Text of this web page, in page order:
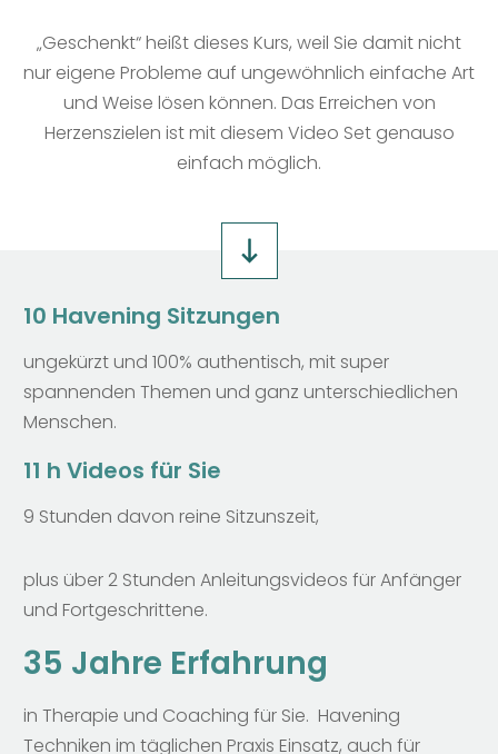
„Geschenkt“ heißt dieses Kurs, weil Sie damit nicht
nur eigene Probleme auf ungewöhnlich einfache Art
und Weise lösen können. Das Erreichen von
Herzenszielen ist mit diesem Video Set genauso
einfach möglich.
10 Havening Sitzungen
ungekürzt und 100% authentisch, mit super
spannenden Themen und ganz unterschiedlichen
Menschen.
11 h Videos für Sie
9 Stunden davon reine Sitzunszeit,
plus über 2 Stunden Anleitungsvideos für Anfänger
und Fortgeschrittene.
35 Jahre Erfahrung
in Therapie und Coaching für Sie. Havening
Techniken im täglichen Praxis Einsatz, auch für